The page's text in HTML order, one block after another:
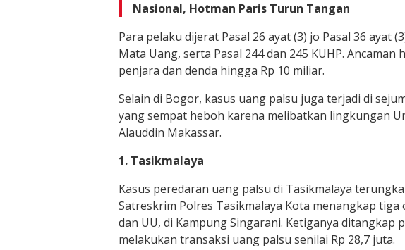
Nasional, Hotman Paris Turun Tangan
Para pelaku dijerat Pasal 26 ayat (3) jo Pasal 36 ayat
Mata Uang, serta Pasal 244 dan 245 KUHP.
penjara dan denda hingga Rp 10 miliar.
Selain di Bogor, kasus uang palsu juga terjadi di
yang sempat heboh karena melibatkan lingkungan
Alauddin Makassar.
1. Tasikmalaya
Kasus peredaran uang palsu di Tasikmalaya
Satreskrim Polres Tasikmalaya Kota menangkap tiga
dan UU, di Kampung Singarani. Ketiganya ditangkap
melakukan transaksi uang palsu senilai Rp 28,7 juta.